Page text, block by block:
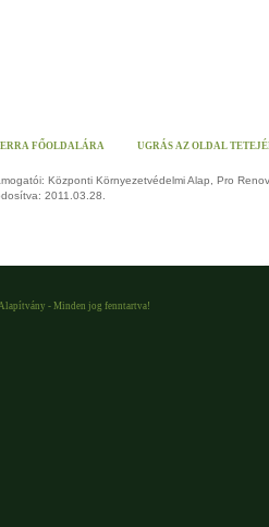
FŐOLDALÁRA UGRÁS AZ OLDAL
Központi Környezetvédelmi Alap, Pro
2011.03.28.
- Minden jog fenntartva!